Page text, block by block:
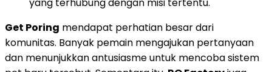
Get Poring mendapat perhatian besar dari
komunitas. Banyak pemain mengajukan pertanyaan
dan menunjukkan antusiasme untuk mencoba sistem